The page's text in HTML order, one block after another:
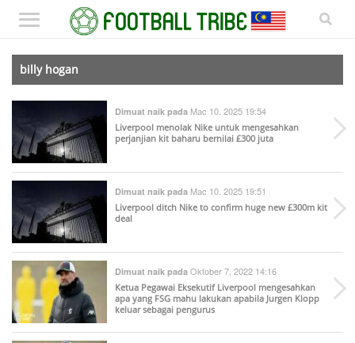
billy hogan
Dimuat naik pada Mac 10, 2025 19:54
Liverpool menolak Nike untuk mengesahkan
perjanjian kit baharu bernilai £300 juta
Dimuat naik pada Mac 10, 2025 19:51
Liverpool ditch Nike to confirm huge new £300m kit
deal
Dimuat naik pada Oktober 7, 2022 14:16
Ketua Pegawai Eksekutif Liverpool mengesahkan
apa yang FSG mahu lakukan apabila Jurgen Klopp
keluar sebagai pengurus